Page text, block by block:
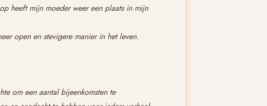
heeft mijn moeder weer een plaats in mijn
open en stevigere manier in het leven.
om een aantal bijeenkomsten te